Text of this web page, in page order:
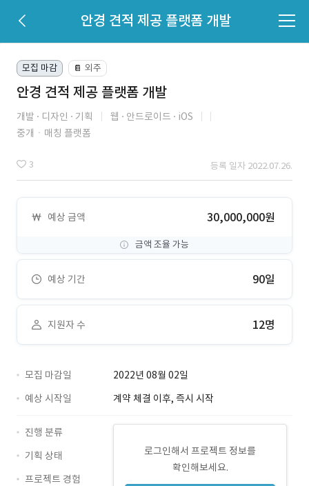
안경 견적 제공 플랫폼 개발
모집 마감 📔 외주
안경 견적 제공 플랫폼 개발
개발 디자인 기획 웹 안드로이드
iOS
중개ㆍ매칭 플랫폼
3 등록 일자 2022.07.26.
예상 금액 30,000,000원
금액 조율 가능
예상 기간 90일
지원자 수 12명
모집 마감일
2022년 08월 02일
예상 시작일
계약 체결 이후, 즉시 시작
로그인해서 프로젝트 정보를
확인해보세요.
진행 분류
기획 상태
프로젝트 경험